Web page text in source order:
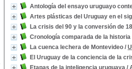
Antología del ensayo uruguayo
Artes plásticas del Uruguay en el
La crisis del 90 y la conversión de
Cronología comparada de la
La cuenca lechera de Montevideo /
El Uruguay de la conciencia de la
Etapas de la inteligencia uruguaya /